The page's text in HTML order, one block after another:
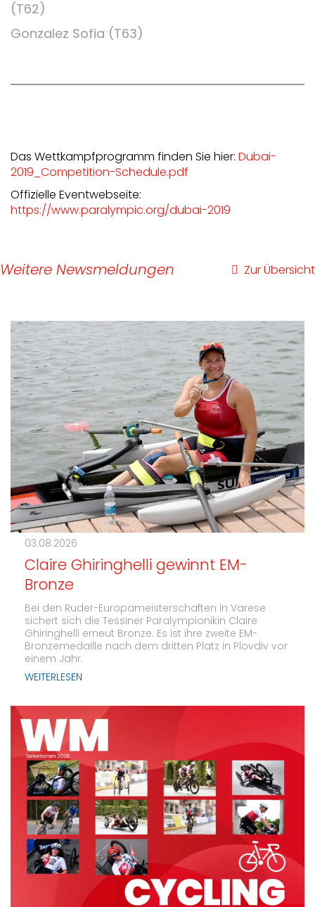
(T62)
Gonzalez Sofia (T63)
Das Wettkampfprogramm finden Sie hier: Dubai-
2019_Competition-Schedule.pdf
Offizielle Eventwebseite:
https://www.paralympic.org/dubai-2019
Zur Übersicht
Weitere Newsmeldungen
03.08.2026
Claire Ghiringhelli gewinnt EM-
Bronze
Bei den Ruder-Europameisterschaften in Varese
sichert sich die Tessiner Paralympionikin Claire
Ghiringhelli erneut Bronze. Es ist ihre zweite EM-
Bronzemedaille nach dem dritten Platz in Plovdiv vor
einem Jahr.
WEITERLESEN